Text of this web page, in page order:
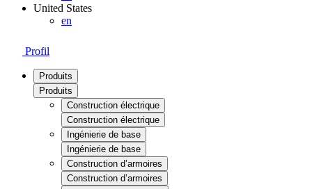
United States
en
Profil
Produits
Produits
Construction électrique
Construction électrique
Ingénierie de base
Ingénierie de base
Construction d’armoires
Construction d’armoires